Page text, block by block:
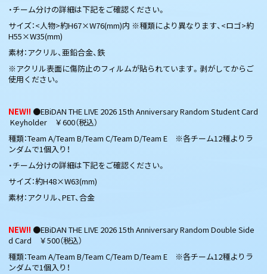
・チーム分けの詳細は下記をご確認ください。
サイズ：<人物>約H67×W76(mm)内 ※種類により異なります、<ロゴ>約
H55×W35(mm)
素材：アクリル、亜鉛合金、鉄
※アクリル表面に傷防止のフィルムが貼られています。剥がしてからご
使用ください。
NEW!! ●EBiDAN THE LIVE 2026 15th Anniversary Random Student Card
Keyholder ￥600（税込）
種類：Team A/Team B/Team C/Team D/Team E ※各チーム12種よりラ
ンダムで1個入り！
・チーム分けの詳細は下記をご確認ください。
サイズ：約H48×W63(mm)
素材：アクリル、PET、合金
NEW!! ●EBiDAN THE LIVE 2026 15th Anniversary Random Double Side
d Card ￥500（税込）
種類：Team A/Team B/Team C/Team D/Team E ※各チーム12種よりラ
ンダムで1個入り！